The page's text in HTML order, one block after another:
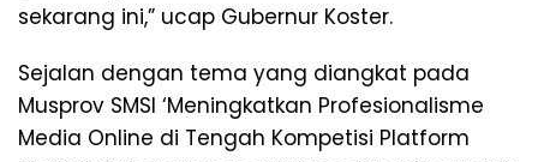
sekarang ini,” ucap Gubernur Koster.
Sejalan dengan tema yang diangkat pada
Musprov SMSI ‘Meningkatkan Profesionalisme
Media Online di Tengah Kompetisi Platform